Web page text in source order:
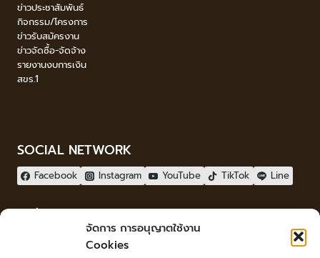
จัดการ การอนุญาตใช้งาน
Cookies
ข่าวประชาสัมพันธ์
กิจกรรม/โครงการ
ข่าวรับสมัครงาน
ข่าวจัดซื้อ-จัดจ้าง
รายงานงบการเงิน
สขร.1
SOCIAL NETWORK
Facebook Instagram YouTube TikTok Line